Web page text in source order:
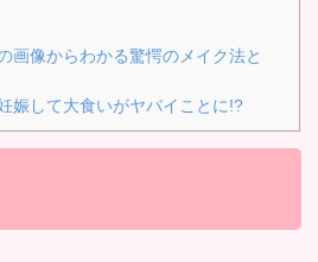
画像からわかる驚愕のメイク法と
娠して大食いがヤバイことに!?